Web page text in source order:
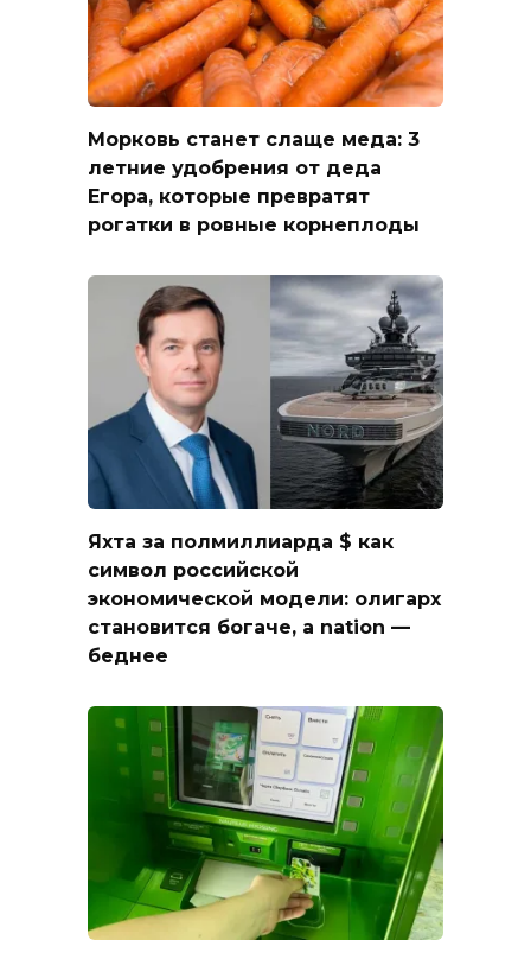
Морковь станет слаще меда: 3
летние удобрения от деда
Егора, которые превратят
рогатки в ровные корнеплоды
Яхта за полмиллиарда $ как
символ российской
экономической модели: олигарх
становится богаче, а nation —
беднее